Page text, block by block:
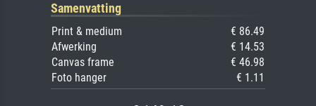
Samenvatting
Print & medium
€ 86.49
Afwerking
€ 14.53
Canvas frame
€ 46.98
Foto hanger
€ 1.11